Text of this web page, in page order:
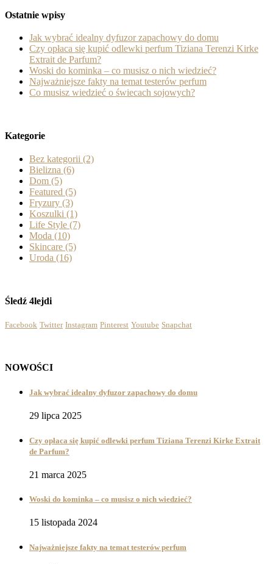
Ostatnie wpisy
Jak wybrać idealny dyfuzor zapachowy do domu
Czy opłaca się kupić odlewki perfum Tiziana Terenzi Kirke
Extrait de Parfum?
Woski do kominka – co musisz o nich wiedzieć?
Najważniejsze fakty na temat testerów perfum
Co musisz wiedzieć o świecach sojowych?
Kategorie
Bez kategorii (2)
Bielizna (6)
Dom (5)
Featured (5)
Fryzury (3)
Koszulki (1)
Life Style (7)
Moda (10)
Skincare (5)
Uroda (16)
Śledź 4lejdi
Facebook Twitter Instagram Pinterest Youtube Snapchat
NOWOŚCI
Jak wybrać idealny dyfuzor zapachowy do domu
29 lipca 2025
Czy opłaca się kupić odlewki perfum Tiziana Terenzi Kirke Extrait
de Parfum?
21 marca 2025
Woski do kominka – co musisz o nich wiedzieć?
15 listopada 2024
Najważniejsze fakty na temat testerów perfum